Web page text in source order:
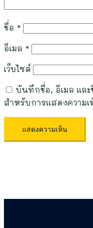
ชื่อ *
อีเมล *
เว็บไซต์
บันทึกชื่อ, อีเมล และ
สำหรับการแสดงความ